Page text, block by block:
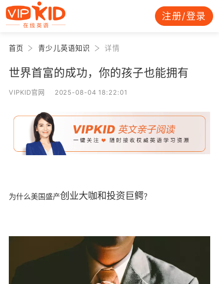
注册/登录
首页 青少儿英语知识 详情
世界首富的成功，你的孩子也能拥有
VIPKID官网 2025-08-04 18:22:01
为什么美国盛产创业大咖和投资巨鳄？